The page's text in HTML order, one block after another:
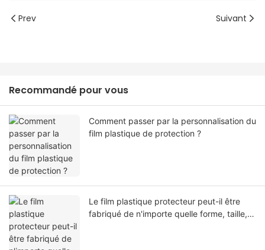
Prev Suivant
Recommandé pour vous
Comment passer par la personnalisation du
film plastique de protection ?
Le film plastique protecteur peut-il être
fabriqué de n'importe quelle forme, taille,